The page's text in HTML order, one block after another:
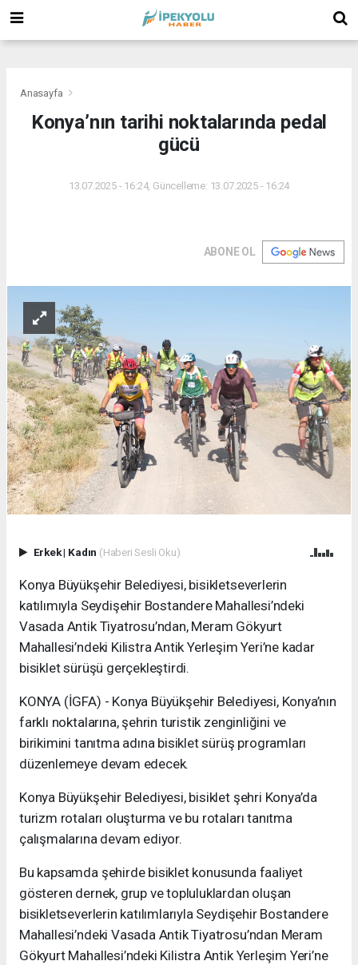
Anasayfa
Konya’nın tarihi noktalarında pedal
gücü
13.07.2025 - 16:24, Güncelleme: 13.07.2025 - 16:24
ABONE OL
Erkek| Kadın (Haberi Sesli Oku)
Konya Büyükşehir Belediyesi, bisikletseverlerin
katılımıyla Seydişehir Bostandere Mahallesi’ndeki
Vasada Antik Tiyatrosu’ndan, Meram Gökyurt
Mahallesi’ndeki Kilistra Antik Yerleşim Yeri’ne kadar
bisiklet sürüşü gerçekleştirdi.
KONYA (İGFA) - Konya Büyükşehir Belediyesi, Konya’nın
farklı noktalarına, şehrin turistik zenginliğini ve
birikimini tanıtma adına bisiklet sürüş programları
düzenlemeye devam edecek.
Konya Büyükşehir Belediyesi, bisiklet şehri Konya’da
turizm rotaları oluşturma ve bu rotaları tanıtma
çalışmalarına devam ediyor.
Bu kapsamda şehirde bisiklet konusunda faaliyet
gösteren dernek, grup ve topluluklardan oluşan
bisikletseverlerin katılımlarıyla Seydişehir Bostandere
Mahallesi’ndeki Vasada Antik Tiyatrosu’ndan Meram
Gökyurt Mahallesi’ndeki Kilistra Antik Yerleşim Yeri’ne